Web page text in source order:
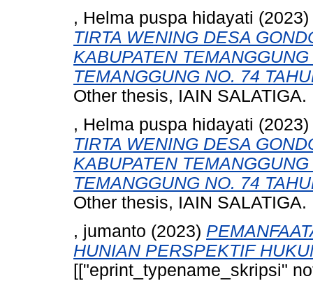
, Helma puspa hidayati (2023)
TIRTA WENING DESA
KABUPATEN
TEMANGGUNG NO. 74
Other thesis, IAIN SALATIGA.
, Helma puspa hidayati (2023)
TIRTA WENING DESA
KABUPATEN
TEMANGGUNG NO. 74
Other thesis, IAIN SALATIGA.
, jumanto (2023)
HUNIAN PERSPEKTIF
[["eprint_typename_skripsi"